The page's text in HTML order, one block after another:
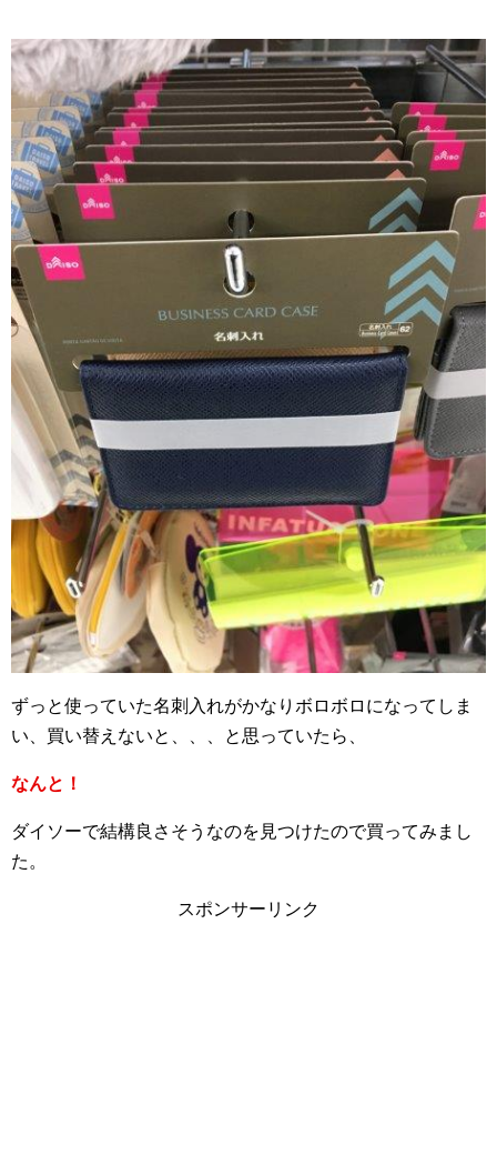
ずっと使っていた名刺入れがかなりボロボロになってしま
い、買い替えないと、、、と思っていたら、
なんと！
ダイソーで結構良さそうなのを見つけたので買ってみまし
た。
スポンサーリンク